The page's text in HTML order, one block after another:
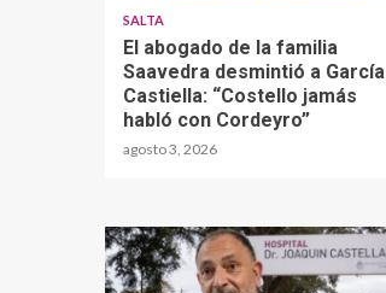
SALTA
El abogado de la familia
Saavedra desmintió a García
Castiella: “Costello jamás
habló con Cordeyro”
agosto 3, 2026